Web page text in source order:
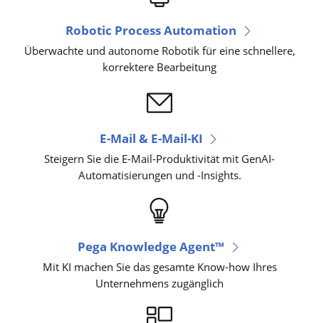
Robotic Process Automation
Überwachte und autonome Robotik für eine schnellere,
korrektere Bearbeitung
E-Mail & E-Mail-KI
Steigern Sie die E-Mail-Produktivität mit GenAI-
Automatisierungen und -Insights.
Pega Knowledge Agent™
Mit KI machen Sie das gesamte Know-how Ihres
Unternehmens zugänglich